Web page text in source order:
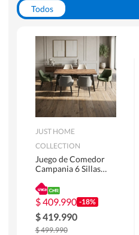
Todos
Escritorios y Sillas PC
Alfombras
JUST HOME
COLLECTION
Juego de Comedor
Campania 6 Sillas
180 x 90 x 76 cm
Café
$409.990 -18%
$419.990
$499.990